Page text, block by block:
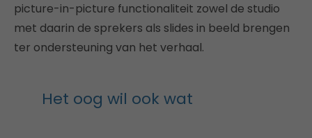
picture-in-picture functionaliteit zowel de studio
met daarin de sprekers als slides in beeld brengen
ter ondersteuning van het verhaal.
Het oog wil ook wat